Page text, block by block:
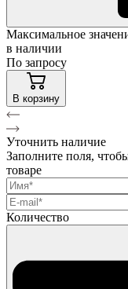
Максимальное
в наличии
По запросу
В корзину
Уточнить наличие
Заполните поля,
товаре
Количество